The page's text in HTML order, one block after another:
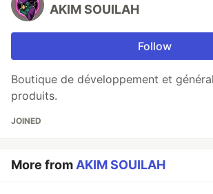
AKIM SOUILAH
Follow
Boutique de développement et
produits.
JOINED
More from AKIM SOUILAH